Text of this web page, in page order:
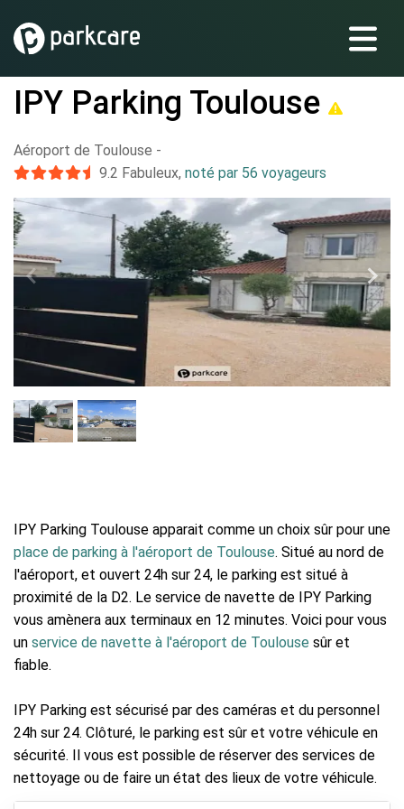
IPY Parking Toulouse
Aéroport de Toulouse -
9.2 Fabuleux, noté par 56 voyageurs
IPY Parking Toulouse apparait comme un choix sûr pour une
place de parking à l'aéroport de Toulouse. Situé au nord de
l'aéroport, et ouvert 24h sur 24, le parking est situé à
proximité de la D2. Le service de navette de IPY Parking
vous amènera aux terminaux en 12 minutes. Voici pour vous
un service de navette à l'aéroport de Toulouse sûr et
fiable.
IPY Parking est sécurisé par des caméras et du personnel
24h sur 24. Clôturé, le parking est sûr et votre véhicule en
sécurité. Il vous est possible de réserver des services de
nettoyage ou de faire un état des lieux de votre véhicule.